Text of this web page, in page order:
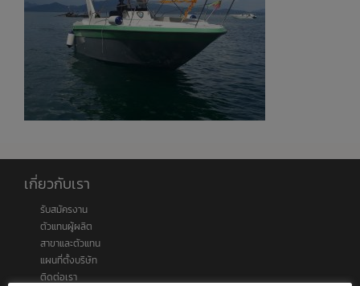
เกี่ยวกับเรา
รับสมัครงาน
ตัวแทนผู้ผลิต
สาขาและตัวแทน
แผนที่ตั้งบริษัท
ติดต่อเรา